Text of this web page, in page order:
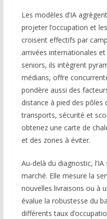
Les modèles d’IA
projeter l’occupation et
croisent effectifs par
arrivées internationales
seniors, ils intègrent
médians, offre
pondère aussi des
distance à pied des pôles
transports, sécurité et
obtenez une carte de
et des zones à éviter.
Au‑delà du diagnostic,
marché. Elle mesure la
nouvelles livraisons ou à
évalue la robustesse du
différents taux